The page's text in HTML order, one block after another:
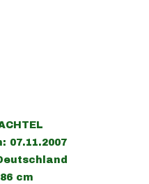
07.11.2007
cm